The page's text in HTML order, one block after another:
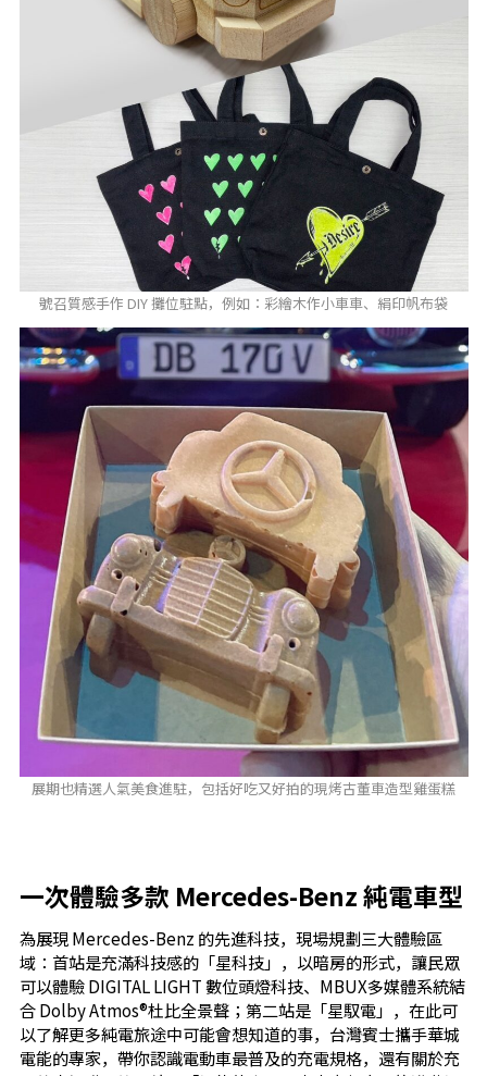
號召質感手作 DIY 攤位駐點，例如：彩繪木作小車車、絹印帆布袋
展期也精選人氣美食進駐，包括好吃又好拍的現烤古董車造型雞蛋糕
一次體驗多款 Mercedes-Benz純電車型
為展現 Mercedes-Benz 的先進科技，現場規劃三大體驗區
域：首站是充滿科技感的「星科技」，以暗房的形式，讓民眾
可以體驗 DIGITAL LIGHT 數位頭燈科技、MBUX多媒體系統結
合 Dolby Atmos®杜比全景聲；第二站是「星馭電」，在此可
以了解更多純電旅途中可能會想知道的事，台灣賓士攜手華城
電能的專家，帶你認識電動車最普及的充電規格，還有關於充